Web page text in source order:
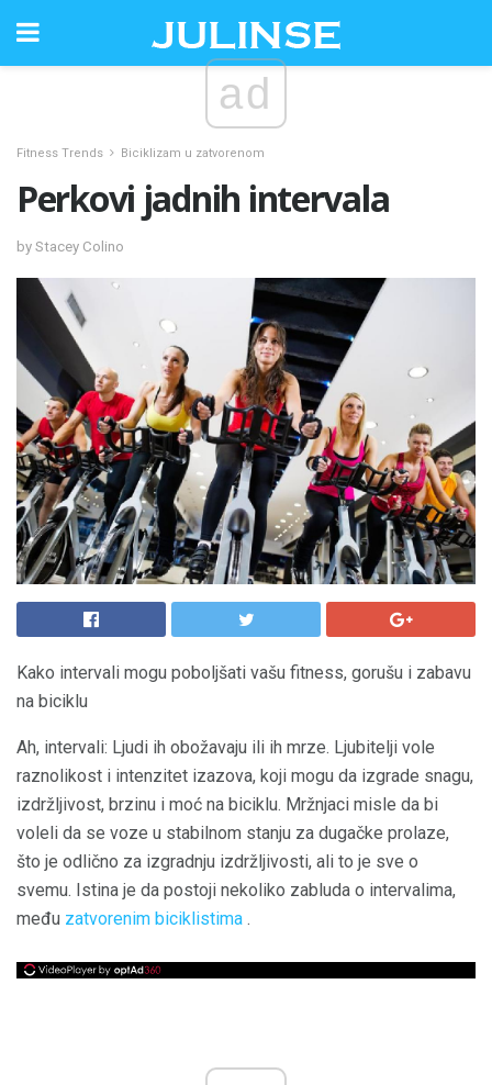
ad
Fitness Trends Biciklizam u zatvorenom
Perkovi jadnih intervala
by Stacey Colino
Kako intervali mogu poboljšati vašu fitness, gorušu i zabavu
na biciklu
Ah, intervali: Ljudi ih obožavaju ili ih mrze. Ljubitelji vole
raznolikost i intenzitet izazova, koji mogu da izgrade snagu,
izdržljivost, brzinu i moć na biciklu. Mržnjaci misle da bi
voleli da se voze u stabilnom stanju za dugačke prolaze,
što je odlično za izgradnju izdržljivosti, ali to je sve o
svemu. Istina je da postoji nekoliko zabluda o intervalima,
među zatvorenim biciklistima .